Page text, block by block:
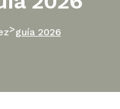
>guía 2026